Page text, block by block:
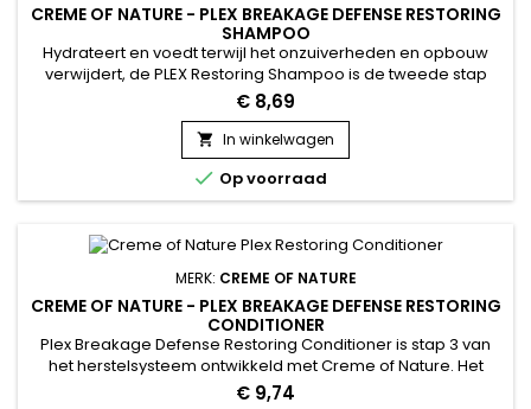
CREME OF NATURE - PLEX BREAKAGE DEFENSE RESTORING
SHAMPOO
Hydrateert en voedt terwijl het onzuiverheden en opbouw
verwijdert, de PLEX Restoring Shampoo is de tweede stap
naar gezonder haar. Verwijder onzuiverheden en zware
opbouw terwijl het haar krachtiger wordt*. Productvoordelen
:Bevat Ricinusolie en ArganolieReinigt diepHelpt bij het
gemakkelijk ontwarrenMaakt de haarschubben gladPerfect
voor het versterken...
€ 8,69
 In winkelwagen
 Op voorraad
MERK: CREME OF NATURE
CREME OF NATURE - PLEX BREAKAGE DEFENSE RESTORING
CONDITIONER
Plex Breakage Defense Restoring Conditioner is stap 3 van
het herstelsysteem ontwikkeld met Creme of Nature. Het
haar wordt zowel van binnen als van buiten hersteld dankzij
€ 9,74